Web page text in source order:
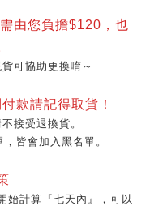
由您負擔$120，也
可協助更換唷～
款請記得取貨！
接受退換貨。
皆會加入黑名單。
始計算『七天內』，可以